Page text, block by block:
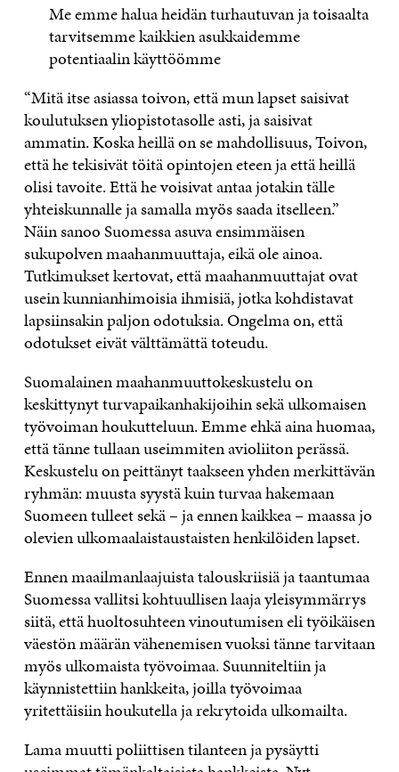
Me emme halua heidän turhautuvan ja toisaalta
tarvitsemme kaikkien asukkaidemme
potentiaalin käyttöömme
“Mitä itse asiassa toivon, että mun lapset saisivat
koulutuksen yliopistotasolle asti, ja saisivat
ammatin. Koska heillä on se mahdollisuus, Toivon,
että he tekisivät töitä opintojen eteen ja että heillä
olisi tavoite. Että he voisivat antaa jotakin tälle
yhteiskunnalle ja samalla myös saada itselleen.”
Näin sanoo Suomessa asuva ensimmäisen
sukupolven maahanmuuttaja, eikä ole ainoa.
Tutkimukset kertovat, että maahanmuuttajat ovat
usein kunnianhimoisia ihmisiä, jotka kohdistavat
lapsiinsakin paljon odotuksia. Ongelma on, että
odotukset eivät välttämättä toteudu.
Suomalainen maahanmuuttokeskustelu on
keskittynyt turvapaikanhakijoihin sekä ulkomaisen
työvoiman houkutteluun. Emme ehkä aina huomaa,
että tänne tullaan useimmiten avioliiton perässä.
Keskustelu on peittänyt taakseen yhden merkittävän
ryhmän: muusta syystä kuin turvaa hakemaan
Suomeen tulleet sekä – ja ennen kaikkea – maassa jo
olevien ulkomaalaistaustaisten henkilöiden lapset.
Ennen maailmanlaajuista talouskriisiä ja taantumaa
Suomessa vallitsi kohtuullisen laaja yleisymmärrys
siitä, että huoltosuhteen vinoutumisen eli työikäisen
väestön määrän vähenemisen vuoksi tänne tarvitaan
myös ulkomaista työvoimaa. Suunniteltiin ja
käynnistettiin hankkeita, joilla työvoimaa
yritettäisiin houkutella ja rekrytoida ulkomailta.
Lama muutti poliittisen tilanteen ja pysäytti